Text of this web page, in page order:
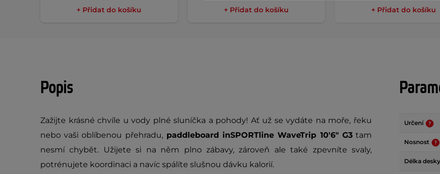
+ Přidat do košíku + Přidat do košíku + Přidat do košíku
Popis
Zažijte krásné chvíle u vody plné sluníčka a pohody! Ať už se vydáte na moře, řeku
nebo vaši oblíbenou přehradu,paddleboard inSPORTline WaveTrip 10'6" G3tam
nesmí chybět. Užijete si na něm plno zábavy, zároveň ale také zpevníte svaly,
potrénujete koordinaci a navíc spálíte slušnou dávku kalorií.
Určení
Nosnost
Délka desky